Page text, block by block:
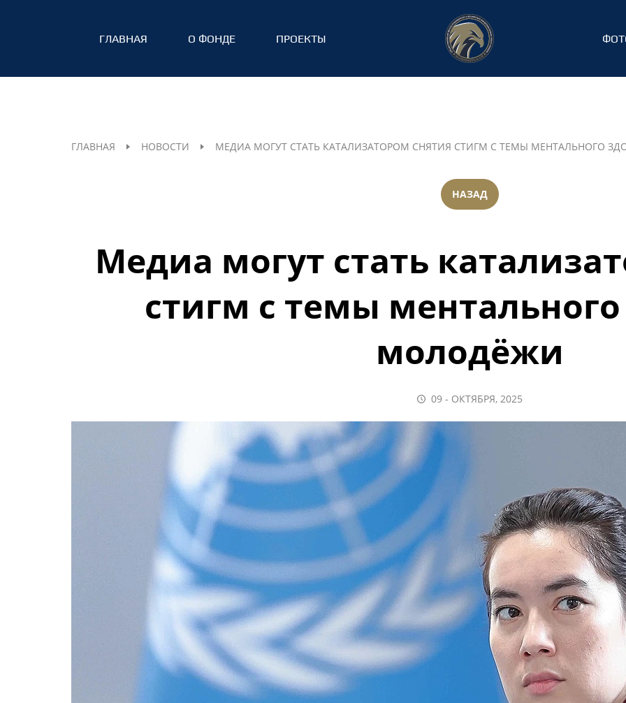
ГЛАВНАЯ О ФОНДЕ ПРОЕКТЫ
ГЛАВНАЯ НОВОСТИ МЕДИА МОГУТ СТАТЬ КАТАЛИЗАТОРОМ СНЯТИЯ СТИГМ С ТЕМЫ МЕНТАЛЬНОГО
НАЗАД
Медиа могут стать
стигм с темы
молодёжи
09 - ОКТЯБРЯ, 2025